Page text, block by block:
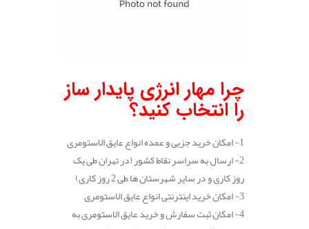
چرا مهار انرژی پایدار ساز
را انتخاب کنید؟
1- امکان خرید جزیی و عمده انواع عایق الاستومری
2- ارسال به سراسر نقاط کشور (در تهران طی یک
روز کاری و در سایر شهرستان ها طی 2 روز کاری)
3- امکان خرید اینترنتی انواع عایق الاستومری
4- امکان ثبت سفارش و خرید عایق الاستومری به